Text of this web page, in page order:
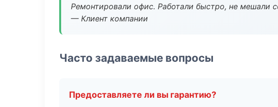
Ремонтировали офис. Работали быстро, не мешали
— Клиент компании
Часто задаваемые вопросы
Предоставляете ли вы гарантию?